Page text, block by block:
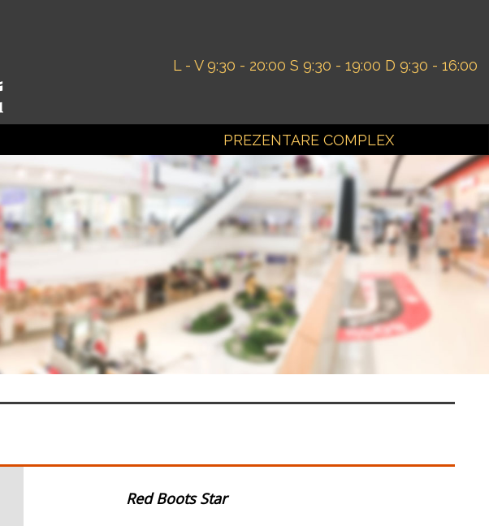
L - V 9:30 - 20:00 S 9:30 - 19:00 D 9:30 - 16:00
PREZENTARE COMPLEX
Red Boots Star